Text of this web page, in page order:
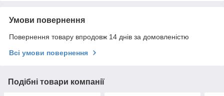
Умови повернення
Повернення товару впродовж 14 днів за домовленістю
Всі умови повернення
Подібні товари компанії